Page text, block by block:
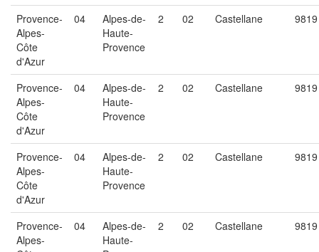
Provence-
Alpes-
Côte
d'Azur
04
Alpes-de-
Haute-
Provence
2 02 Castellane 9819
Provence-
Alpes-
Côte
d'Azur
04
Alpes-de-
Haute-
Provence
2 02 Castellane 9819
Provence-
Alpes-
Côte
d'Azur
04
Alpes-de-
Haute-
Provence
2 02 Castellane 9819
Provence-
Alpes-
04
Alpes-de-
Haute-
2 02 Castellane 9819